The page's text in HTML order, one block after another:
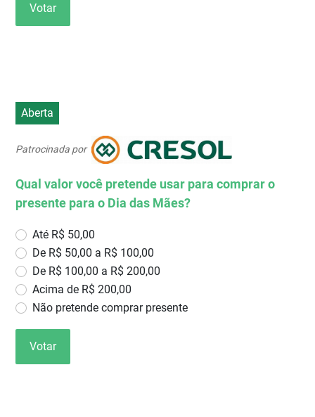
Votar
Aberta
Patrocinada por
Qual valor você pretende usar para comprar o
presente para o Dia das Mães?
Até R$ 50,00
De R$ 50,00 a R$ 100,00
De R$ 100,00 a R$ 200,00
Acima de R$ 200,00
Não pretende comprar presente
Votar